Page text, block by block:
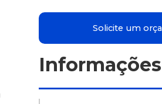
Solicite um
Informações